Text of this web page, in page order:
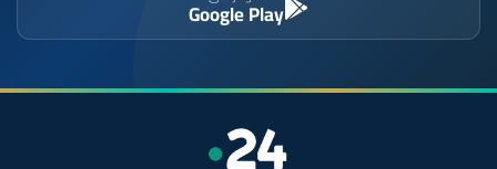
Google Play